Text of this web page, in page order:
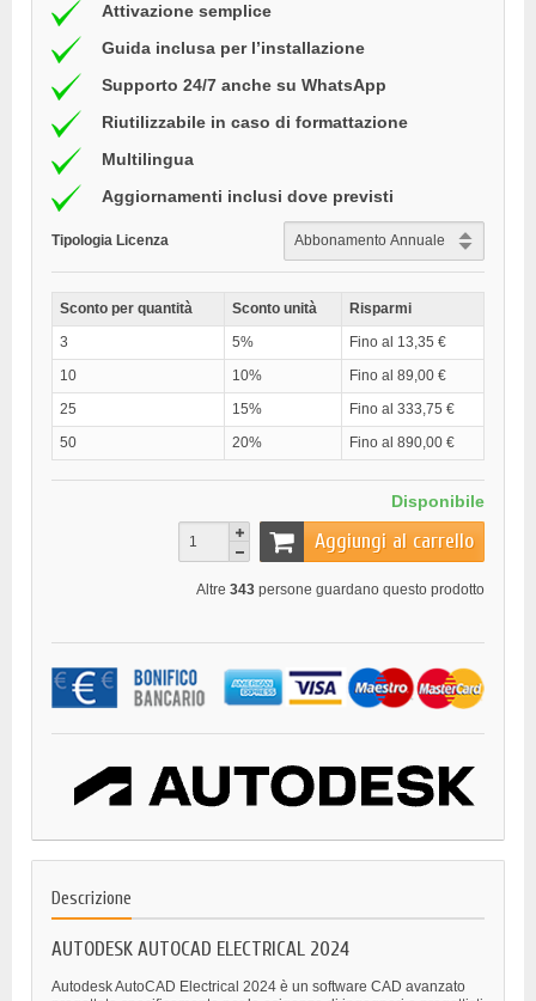
Attivazione semplice
Guida inclusa per l’installazione
Supporto 24/7 anche su WhatsApp
Riutilizzabile in caso di formattazione
Multilingua
Aggiornamenti inclusi dove previsti
Tipologia Licenza
Sconto per quantità Sconto unità
Risparmi
3
5%
Fino al 13,35 €
10
10%
Fino al 89,00 €
25
15%
Fino al 333,75 €
50
20% Fino al 890,00 €
Disponibile
Aggiungi al carrello
Altre 343 persone guardano questo prodotto
Descrizione
AUTODESK AUTOCAD ELECTRICAL 2024
Autodesk AutoCAD Electrical 2024 è un software CAD avanzato